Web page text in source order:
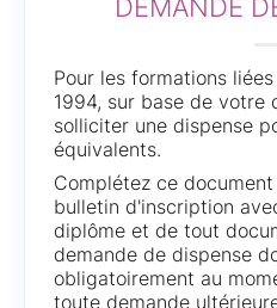
DEMANDE
Pour les formations
1994, sur base de votre
solliciter une dispense
équivalents.
Complétez ce
bulletin d'inscription
diplôme et de tout
demande de dispense
obligatoirement au
toute demande